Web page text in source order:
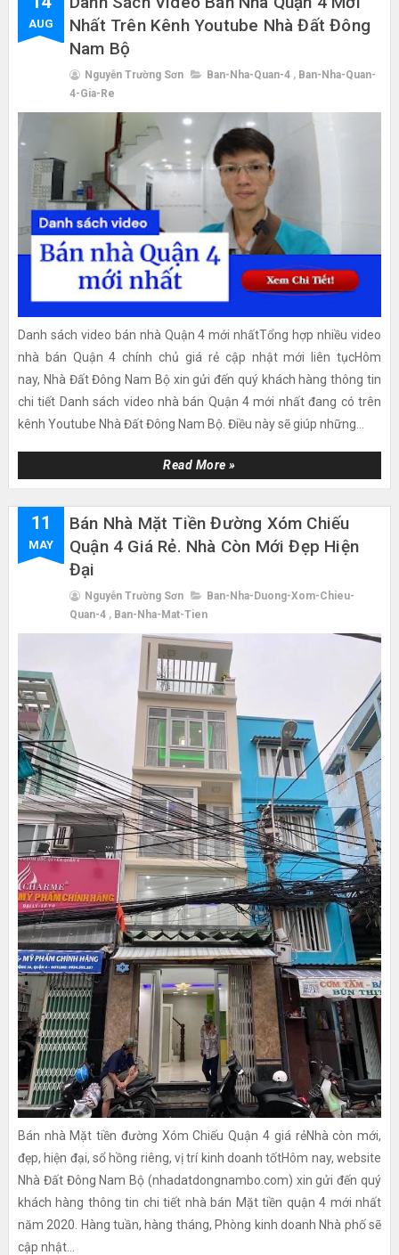
AUG
Nhất Trên Kênh Youtube Nhà Đất Đông
Nam Bộ
Nguyễn Trường Sơn Ban-Nha-Quan-4 , Ban-Nha-Quan-
4-Gia-Re
Danh sách video bán nhà Quận 4 mới nhấtTổng hợp nhiều video
nhà bán Quận 4 chính chủ giá rẻ cập nhật mới liên tụcHôm
nay, Nhà Đất Đông Nam Bộ xin gửi đến quý khách hàng thông tin
chi tiết Danh sách video nhà bán Quận 4 mới nhất đang có trên
kênh Youtube Nhà Đất Đông Nam Bộ. Điều này sẽ giúp những...
Read More »
11
MAY
Bán Nhà Mặt Tiền Đường Xóm Chiếu
Quận 4 Giá Rẻ. Nhà Còn Mới Đẹp Hiện
Đại
Nguyễn Trường Sơn
Ban-Nha-Duong-Xom-Chieu-
Quan-4 , Ban-Nha-Mat-Tien
Bán nhà Mặt tiền đường Xóm Chiếu Quận 4 giá rẻNhà còn mới,
đẹp, hiện đại, sổ hồng riêng, vị trí kinh doanh tốtHôm nay, website
Nhà Đất Đông Nam Bộ (nhadatdongnambo.com) xin gửi đến quý
khách hàng thông tin chi tiết nhà bán Mặt tiền quận 4 mới nhất
năm 2020. Hàng tuần, hàng tháng, Phòng kinh doanh Nhà phố sẽ
cập nhật...